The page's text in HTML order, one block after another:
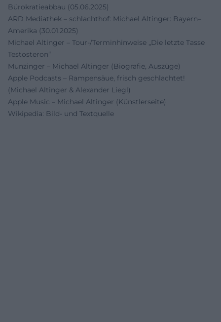
Bürokratieabbau (05.06.2025)
ARD Mediathek – schlachthof: Michael Altinger: Bayern–
Amerika (30.01.2025)
Michael Altinger – Tour-/Terminhinweise „Die letzte Tasse
Testosteron“
Munzinger – Michael Altinger (Biografie, Auszüge)
Apple Podcasts – Rampensäue, frisch geschlachtet!
(Michael Altinger & Alexander Liegl)
Apple Music – Michael Altinger (Künstlerseite)
Wikipedia: Bild- und Textquelle